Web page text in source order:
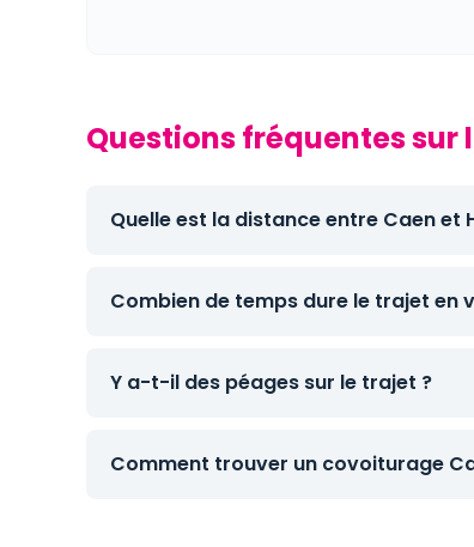
Questions fréquentes
Quelle est la distance entre Caen et
Combien de temps dure le trajet en
Y a-t-il des péages sur le trajet ?
Comment trouver un covoiturage